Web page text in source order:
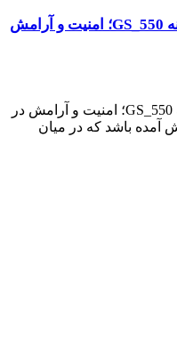
راهنمای جامع خرید گاوصندوق گنجینه GS_550؛ امنیت و آرامش
راهنمای جامع خرید گاوصندوق گنجینه GS_550؛ امنیت و آرامش در
آمده باشد که در میان